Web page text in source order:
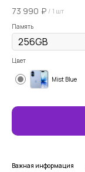
73 990 ₽ / 1 шт
Память
Цвет
Mist Blue
Важная информация